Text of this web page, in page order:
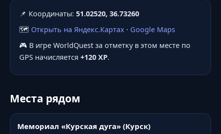
📌 Координаты: 51.02520, 36.73260
🗺️ Открыть на Яндекс.Картах · Google Maps
🎮 В игре WorldQuest за отметку в этом месте по
GPS начисляется +120 XP.
Места рядом
Мемориал «Курская дуга» (Курск)